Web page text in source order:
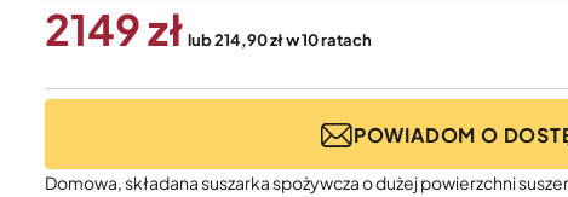
2149 lub 214,90 zł w 10 ratach
POWIADOM O
Domowa, składana suszarka spożywcza o dużej powierzchni